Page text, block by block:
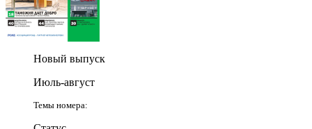
Новый выпуск
Июль-август
Темы номера: